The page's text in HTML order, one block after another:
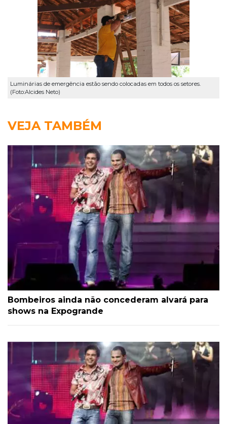
Luminárias de emergência estão sendo colocadas em todos os setores.
(Foto:Alcides Neto)
VEJA TAMBÉM
Bombeiros ainda não concederam alvará para
shows na Expogrande